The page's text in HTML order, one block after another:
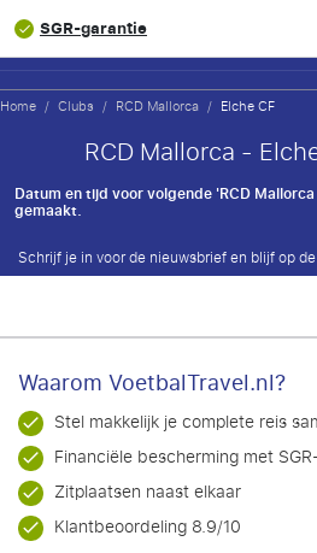
SGR-garantie
Home / Clubs / RCD Mallorca / Elche CF
RCD Mallorca -
Datum en tijd voor volgende 'RCD
gemaakt.
Schrijf je in voor de nieuwsbrief en blijf op
Waarom VoetbalTravel.nl?
Stel makkelijk je complete reis
Financiële bescherming met
Zitplaatsen naast elkaar
Klantbeoordeling 8.9/10